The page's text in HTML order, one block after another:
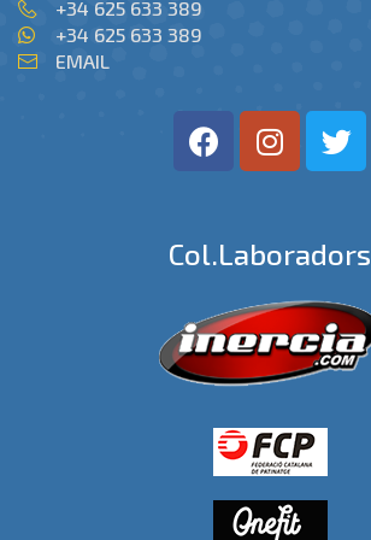
+34 625 633 389
+34 625 633 389
EMAIL
Col.laboradors